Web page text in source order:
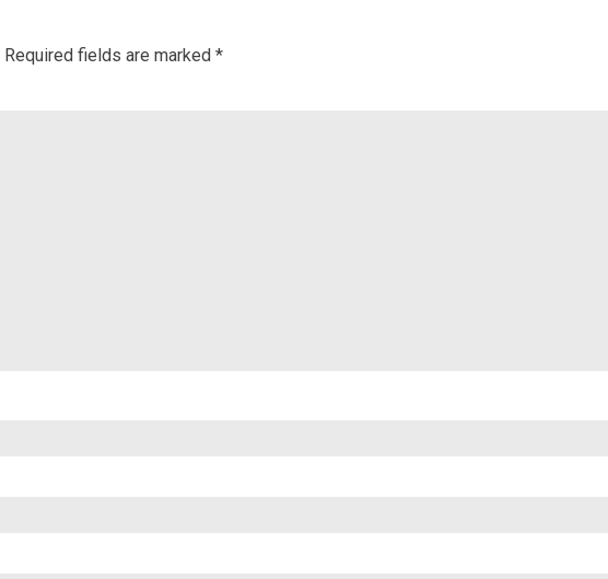
Required fields are marked *